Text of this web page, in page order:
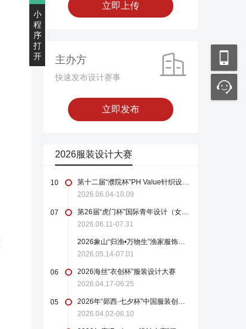
小
程
序
打
开
立即上传
主办方
快速发布设计赛事
立即发布
2026服装设计大赛
10
第十二届“濮院杯”PH Value针织设计师大赛
2026.06.04-10.09
07
第26届“虎门杯”国际青年设计（女装）大赛
2026.06.11-07.31
2026象山“归渔•万物生”渔家服饰设计大赛
2026.05.14-07.01
06
2026海丝“衣创杯”服装设计大赛
2026.04.17-06.25
05
2026年“郧西·七夕杯”中国服装创新设计大赛
2026.04.02-06.10